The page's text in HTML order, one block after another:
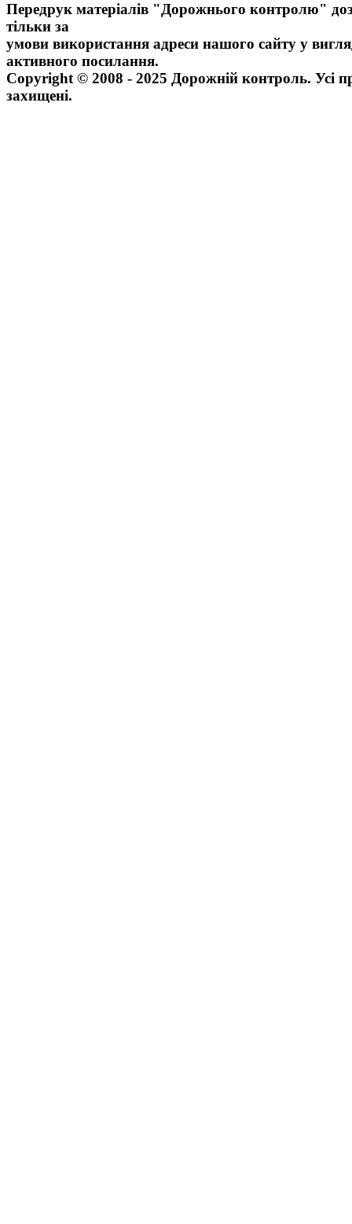
Передрук матеріалів "Дорожнього контролю"
тільки за
умови використання адреси нашого сайту у
активного посилання.
Copyright © 2008 - 2025 Дорожній контроль. Усі
захищені.